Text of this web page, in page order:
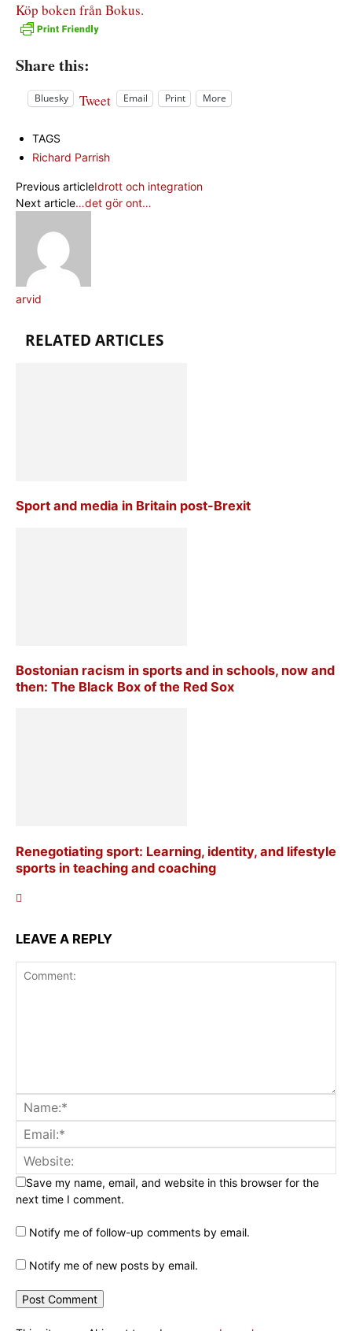
Köp boken från Bokus.
Share this:
Bluesky Tweet Email Print More
TAGS
Richard Parrish
Previous articleIdrott och integration
Next article…det gör ont…
arvid
RELATED ARTICLES
Sport and media in Britain post-Brexit
Bostonian racism in sports and in schools, now and
then: The Black Box of the Red Sox
Renegotiating sport: Learning, identity, and lifestyle
sports in teaching and coaching
LEAVE A REPLY
Save my name, email, and website in this browser for the
next time I comment.
Notify me of follow-up comments by email.
Notify me of new posts by email.